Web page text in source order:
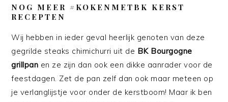
NOG MEER #KOKENMETBK KERST
RECEPTEN
Wij hebben in ieder geval heerlijk genoten van deze
gegrilde steaks chimichurri uit de BK Bourgogne
grillpan en ze zijn dan ook een dikke aanrader voor de
feestdagen. Zet de pan zelf dan ook maar meteen op
je verlanglijstje voor onder de kerstboom! Maar ik ben